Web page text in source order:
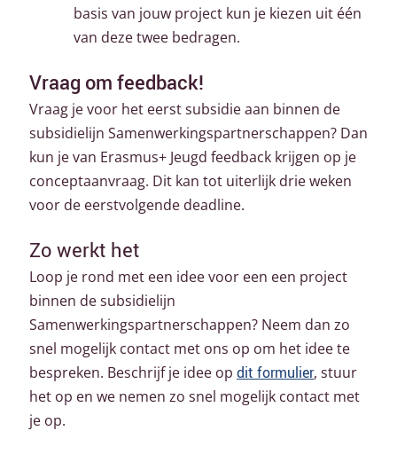
basis van jouw project kun je kiezen uit één
van deze twee bedragen.
Vraag om feedback!
Vraag je voor het eerst subsidie aan binnen de
subsidielijn Samenwerkingspartnerschappen? Dan
kun je van Erasmus+ Jeugd feedback krijgen op je
conceptaanvraag. Dit kan tot uiterlijk drie weken
voor de eerstvolgende deadline.
Zo werkt het
Loop je rond met een idee voor een een project
binnen de subsidielijn
Samenwerkingspartnerschappen? Neem dan zo
snel mogelijk contact met ons op om het idee te
bespreken. Beschrijf je idee op dit formulier, stuur
het op en we nemen zo snel mogelijk contact met
je op.